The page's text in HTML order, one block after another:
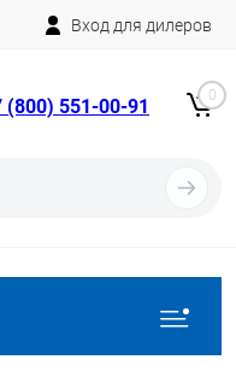
Вход для дилеров
(800) 551-00-91 0